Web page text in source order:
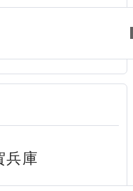
兵庫